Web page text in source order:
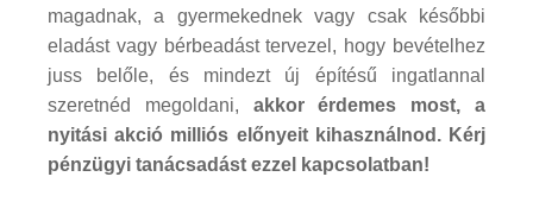
magadnak, a gyermekednek vagy csak későbbi
eladást vagy bérbeadást tervezel, hogy bevételhez
juss belőle, és mindezt új építésű ingatlannal
szeretnéd megoldani, akkor érdemes most, a
nyitási akció milliós előnyeit kihasználnod. Kérj
pénzügyi tanácsadást ezzel kapcsolatban!